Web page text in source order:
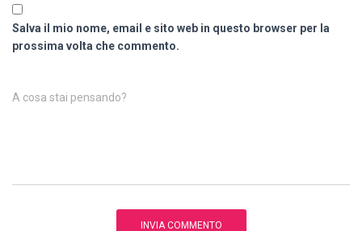
Salva il mio nome, email e sito web in questo browser per la
prossima volta che commento.
A cosa stai pensando?